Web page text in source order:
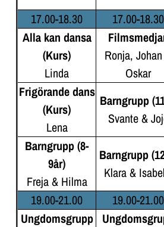
17.00-18.30
17.00-18.30
Alla kan dansa
(Kurs)
Linda
Ronja,
Oskar
Frigörande dans
(Kurs)
Lena
Barngrupp
Svante &
Barngrupp (8-
9år)
Freja & Hilma
Barngrupp
Klara &
19.00-21.00
19.00-21.00
Ungdomsgrupp